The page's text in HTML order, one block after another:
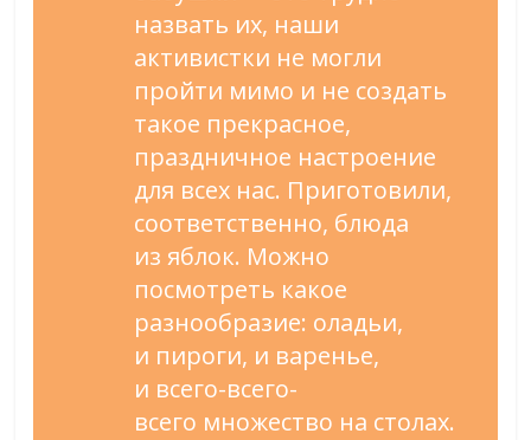
назвать их, наши
активистки не могли
пройти мимо и не создать
такое прекрасное,
праздничное настроение
для всех нас. Приготовили,
соответственно, блюда
из яблок. Можно
посмотреть какое
разнообразие: оладьи,
и пироги, и варенье,
и всего-всего-
всего множество на столах.